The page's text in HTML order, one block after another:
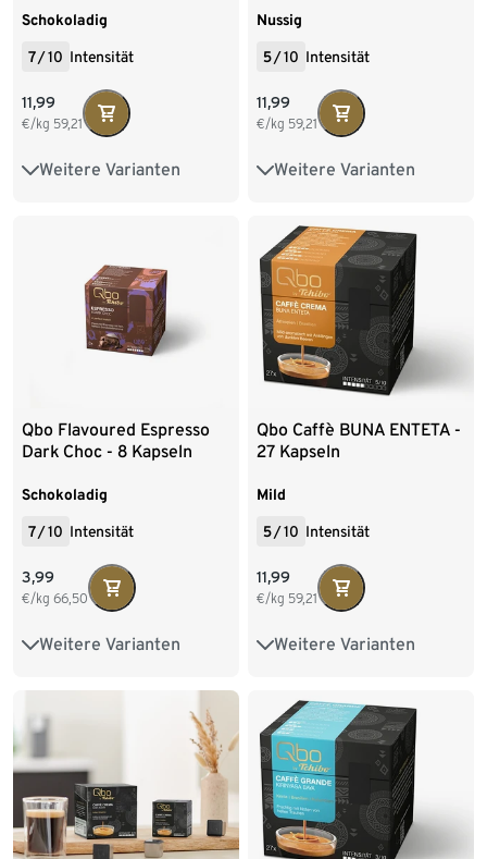
Schokoladig
7/10 Intensität
11,99
€/kg 59,21
Weitere Varianten
8 Kapseln 144 Kapseln
Nussig
5/10 Intensität
11,99
€/kg 59,21
Weitere Varianten
8 Kapseln 144 Kapseln
Qbo Flavoured Espresso
Dark Choc - 8 Kapseln
Schokoladig
7/10 Intensität
3,99
€/kg 66,50
Weitere Varianten
144 Kapseln
Qbo Caffè BUNA ENTETA -
27 Kapseln
Mild
5/10 Intensität
11,99
€/kg 59,21
Weitere Varianten
8 Kapseln 144 Kapseln